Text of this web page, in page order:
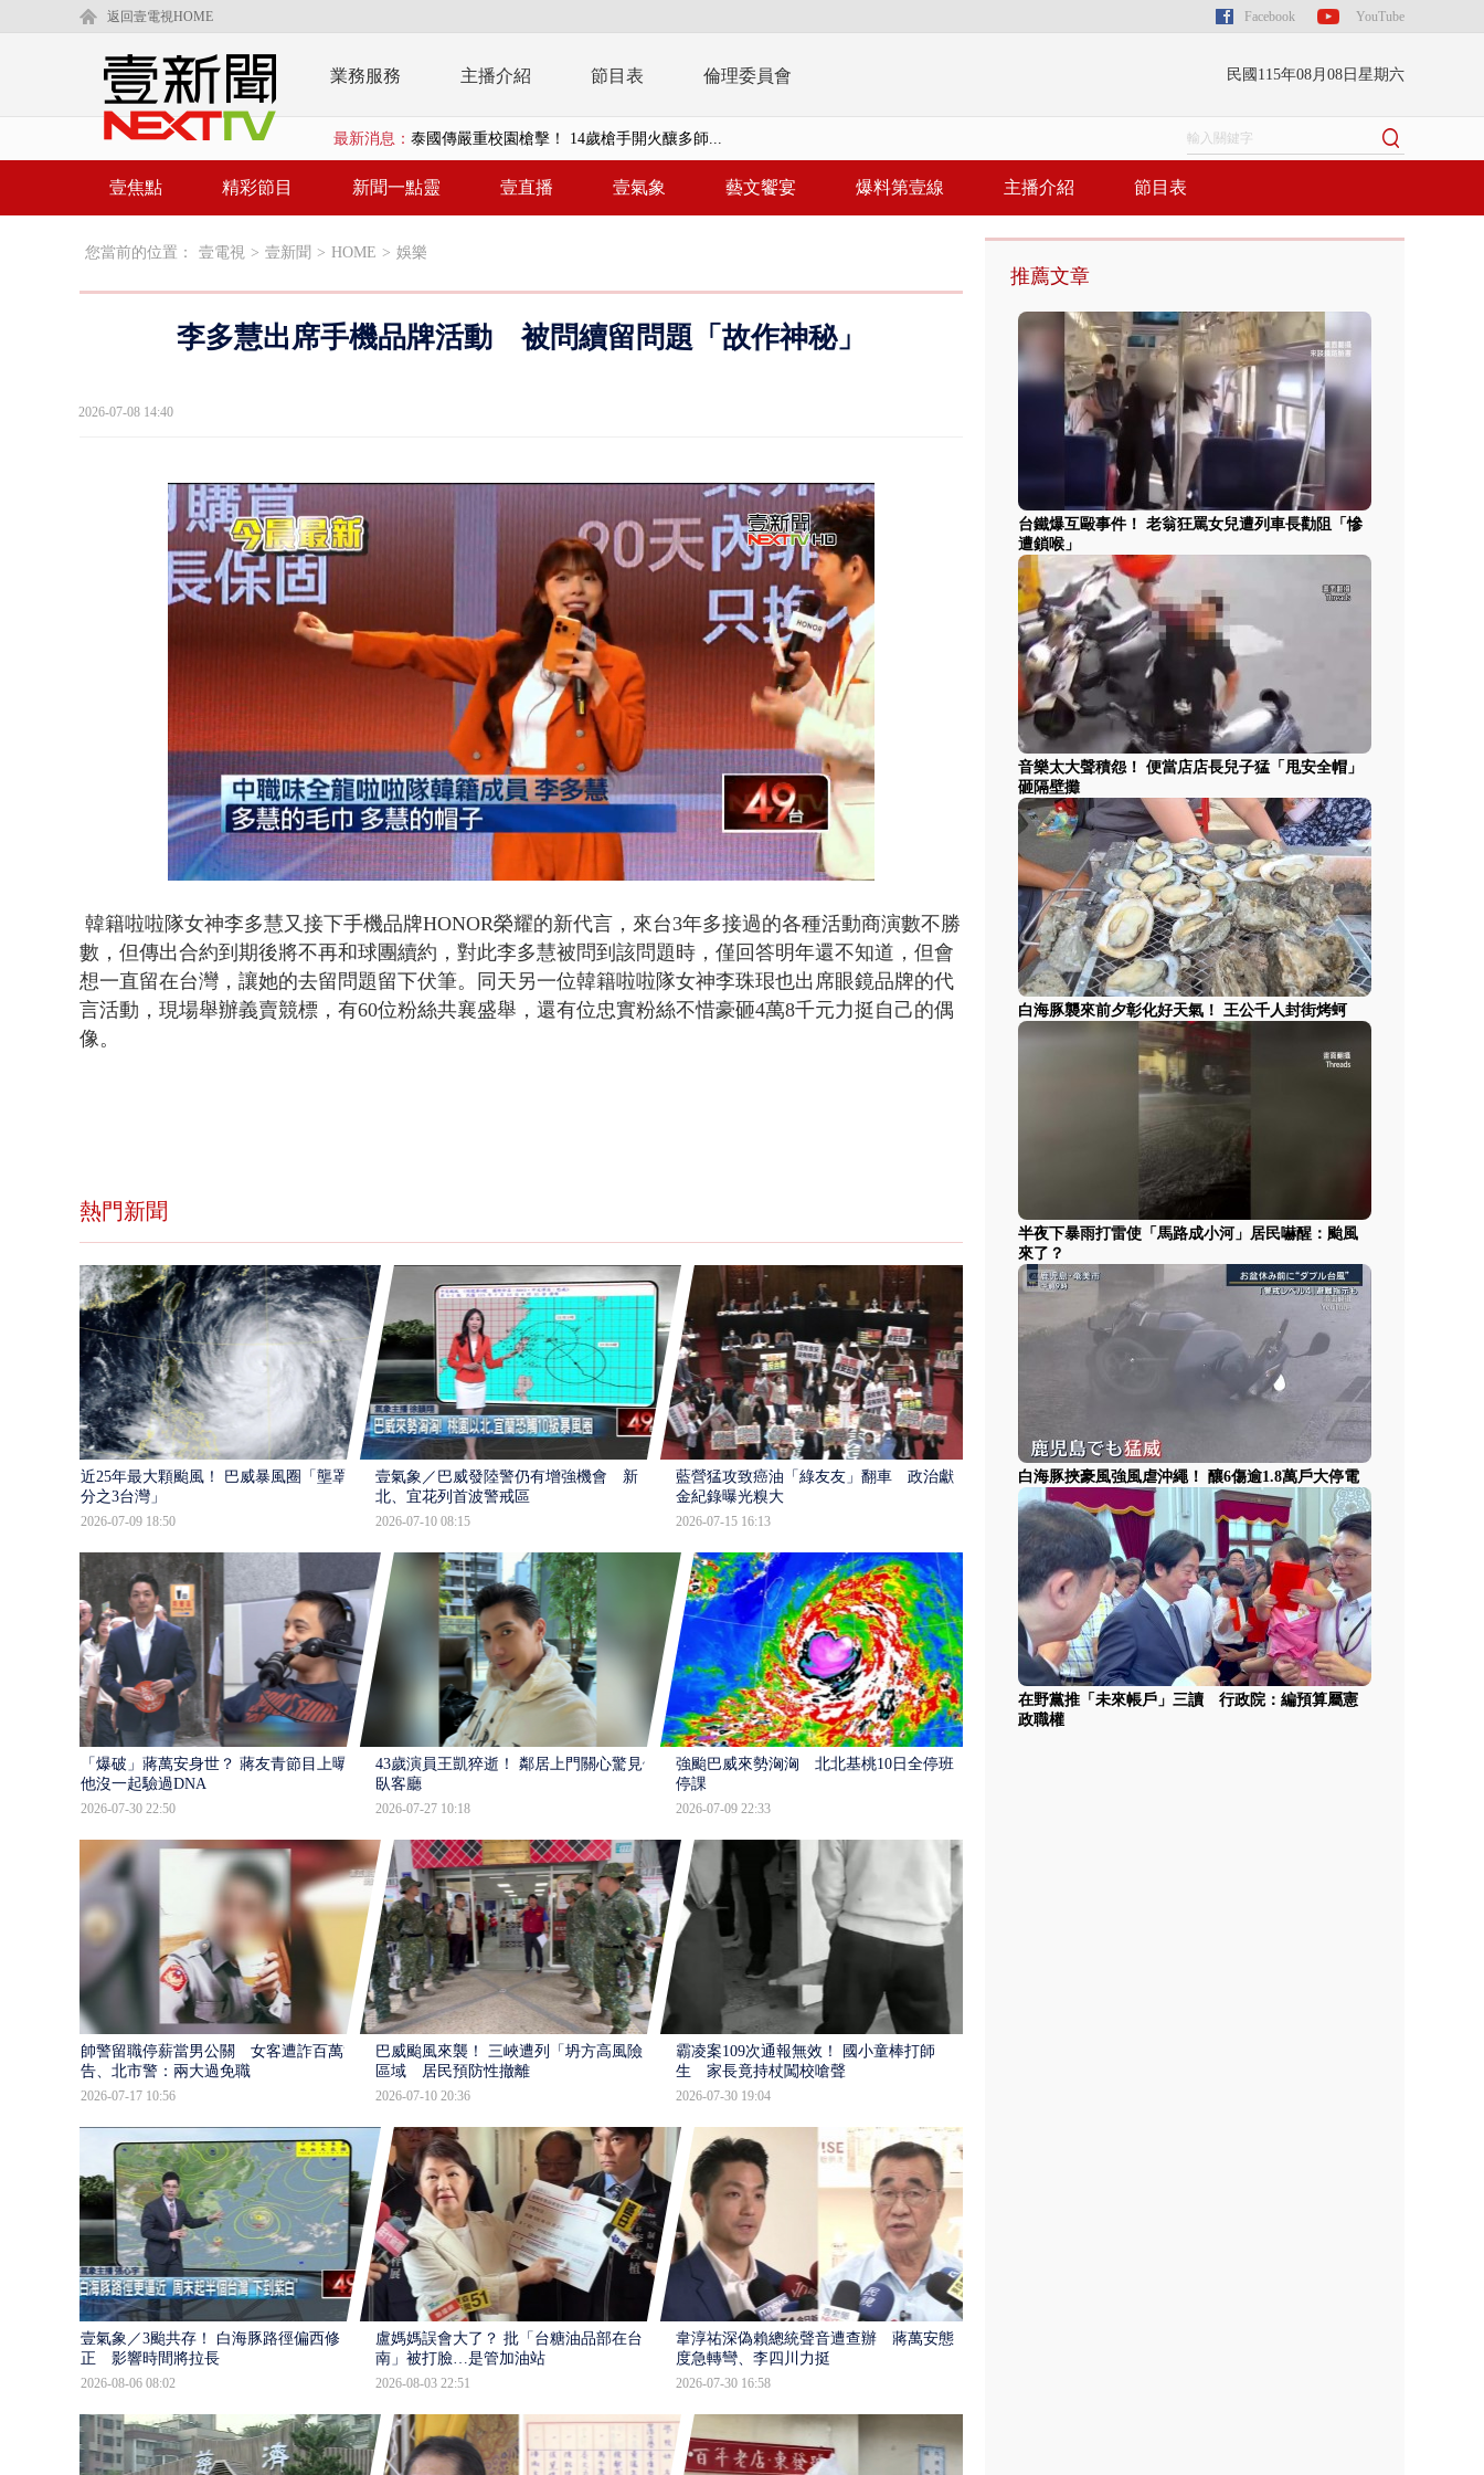
返回壹電視HOME Facebook YouTube
業務服務 主播介紹 節目表 倫理委員會 民國115年08月08日星期六
最新消息： 在野黨推「未來帳戶」三讀 行政院：編預算...
【新聞一點靈】慈濟遭詐10.6億未提告 網友...
壹氣象／白海豚颱風龜速前進！ 周末兩天降...
泰國傳嚴重校園槍擊！ 14歲槍手開火釀多師...
壹焦點 精彩節目 新聞一點靈 壹直播 壹氣象 藝文饗宴 爆料第壹線 主播介紹 節目表
您當前的位置： 壹電視 > 壹新聞 > HOME > 娛樂
李多慧出席手機品牌活動 被問續留問題「故作神秘」
2026-07-08 14:40
Unmute Loaded
46.13%
韓籍啦啦隊女神李多慧又接下手機品牌HONOR榮耀的新代言，來台3年多接過的各種活動商演數不勝
數，但傳出合約到期後將不再和球團續約，對此李多慧被問到該問題時，僅回答明年還不知道，但會
想一直留在台灣，讓她的去留問題留下伏筆。同天另一位韓籍啦啦隊女神李珠珢也出席眼鏡品牌的代
言活動，現場舉辦義賣競標，有60位粉絲共襄盛舉，還有位忠實粉絲不惜豪砸4萬8千元力挺自己的偶
像。
熱門新聞
近25年最大顆颱風！ 巴威暴風圈「壟罩4
分之3台灣」
2026-07-09 18:50
壹氣象／巴威發陸警仍有增強機會 新
北、宜花列首波警戒區
2026-07-10 08:15
藍營猛攻致癌油「綠友友」翻車 政治獻
金紀錄曝光糗大
2026-07-15 16:13
「爆破」蔣萬安身世？ 蔣友青節目上曝：
他沒一起驗過DNA
2026-07-30 22:50
43歲演員王凱猝逝！ 鄰居上門關心驚見倒
臥客廳
2026-07-27 10:18
強颱巴威來勢洶洶 北北基桃10日全停班
停課
2026-07-09 22:33
帥警留職停薪當男公關 女客遭詐百萬提
告、北市警：兩大過免職
2026-07-17 10:56
巴威颱風來襲！ 三峽遭列「坍方高風險」
區域 居民預防性撤離
2026-07-10 20:36
霸凌案109次通報無效！ 國小童棒打師
生 家長竟持杖闖校嗆聲
2026-07-30 19:04
壹氣象／3颱共存！ 白海豚路徑偏西修
正 影響時間將拉長
2026-08-06 08:02
盧媽媽誤會大了？ 批「台糖油品部在台
南」被打臉…是管加油站
2026-08-03 22:51
韋淳祐深偽賴總統聲音遭查辦 蔣萬安態
度急轉彎、李四川力挺
2026-07-30 16:58
推薦文章
台鐵爆互毆事件！ 老翁狂罵女兒遭列車長勸阻「慘
遭鎖喉」
音樂太大聲積怨！ 便當店店長兒子猛「甩安全帽」
砸隔壁攤
白海豚襲來前夕彰化好天氣！ 王公千人封街烤蚵
半夜下暴雨打雷使「馬路成小河」居民嚇醒：颱風
來了？
白海豚挾豪風強風虐沖繩！ 釀6傷逾1.8萬戶大停電
在野黨推「未來帳戶」三讀 行政院：編預算屬憲
政職權